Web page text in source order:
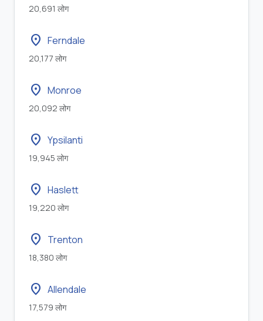
20,691 लोग
location_on Ferndale
20,177 लोग
location_on Monroe
20,092 लोग
location_on Ypsilanti
19,945 लोग
location_on Haslett
19,220 लोग
location_on Trenton
18,380 लोग
location_on Allendale
17,579 लोग